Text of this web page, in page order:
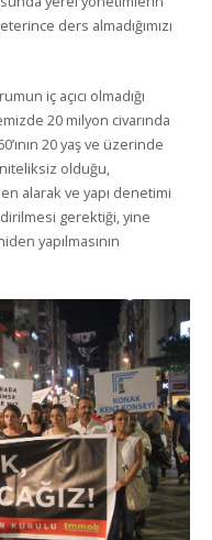
ders almadığımızı
iç açıcı olmadığı
20 milyon civarında
20 yaş ve üzerinde
olduğu,
alarak ve yapı denetimi
gerektiği, yine
yapılmasının